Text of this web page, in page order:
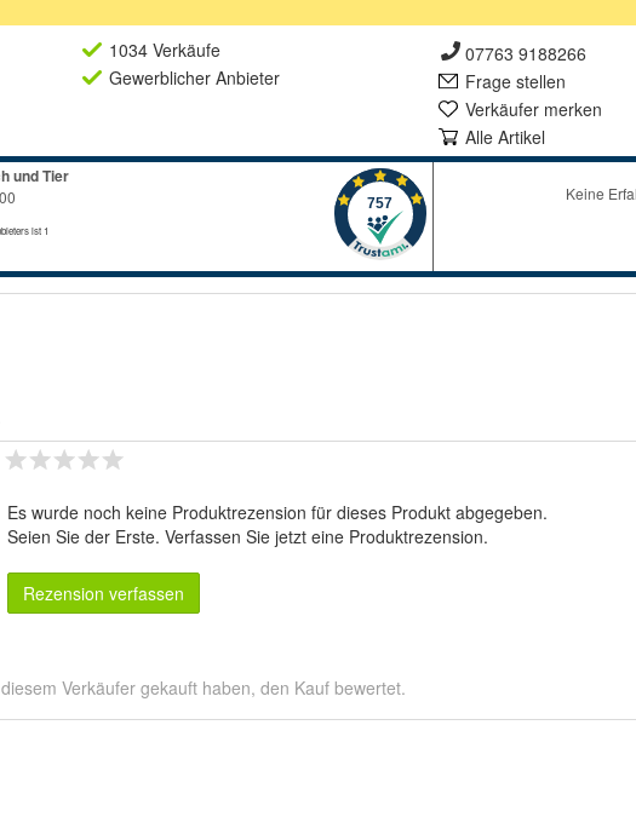
1034 Verkäufe
Gewerblicher Anbieter
07763 9188266
Frage stellen
Verkäufer merken
Alle Artikel
Es wurde noch keine Produktrezension für dieses Produkt abgegeben.
Seien Sie der Erste. Verfassen Sie jetzt eine Produktrezension.
Rezension verfassen
Verkäufer gekauft haben, den Kauf bewertet.